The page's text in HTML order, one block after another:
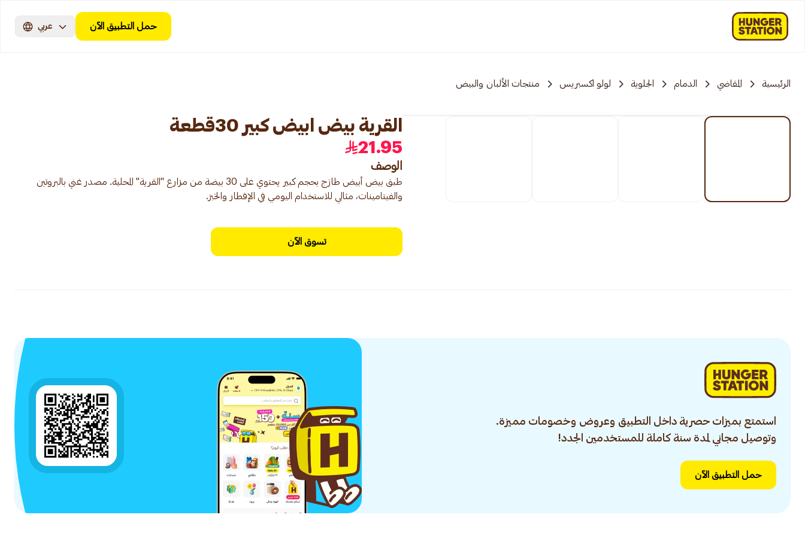
حمل التطبيق الآن عربي
الرئيسية المقاضي الدمام الجلوية لولو اكسبريس منتجات الألبان والبيض
القرية بيض ابيض كبير 30قطعة
21.95
الوصف
طبق بيض أبيض طازج بحجم كبير يحتوي على 30 بيضة من مزارع "القرية" المحلية. مصدر غني بالبروتين
والفيتامينات، مثالي للاستخدام اليومي في الإفطار والخبز.
تسوق الآن
استمتع بميزات حصرية داخل التطبيق وعروض وخصومات مميزة.
وتوصيل مجاني لمدة سنة كاملة للمستخدمين الجدد!
حمل التطبيق الآن